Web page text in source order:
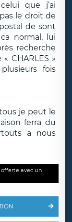
que j’ai
le droit de
de sont
normal, lui
recherche
CHARLES »
fois
je peut le
ferra du
a nous
avec un